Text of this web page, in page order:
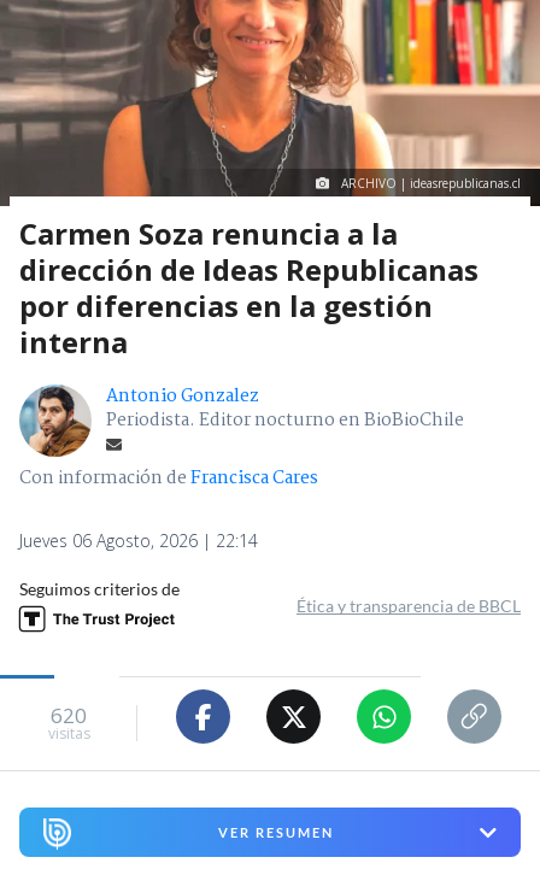
ARCHIVO | ideasrepublicanas.cl
Carmen Soza renuncia a la
dirección de Ideas Republicanas
por diferencias en la gestión
interna
Antonio Gonzalez
Periodista. Editor nocturno en BioBioChile
Con información deFrancisca Cares
Jueves 06 Agosto, 2026 | 22:14
Seguimos criterios de
Ética y transparencia de BBCL
620
visitas
VER RESUMEN